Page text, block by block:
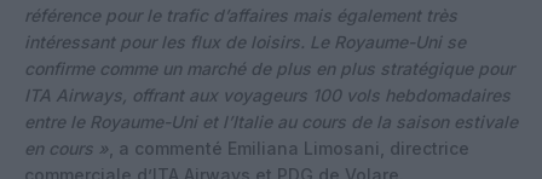
référence pour le trafic d’affaires mais également très
intéressant pour les flux de loisirs. Le Royaume-Uni se
confirme comme un marché de plus en plus stratégique pour
ITA Airways, offrant aux voyageurs 100 vols hebdomadaires
entre le Royaume-Uni et l’Italie au cours de la saison estivale
en cours » , a commenté Emiliana Limosani, directrice
commerciale d’ITA Airways et PDG de Volare.